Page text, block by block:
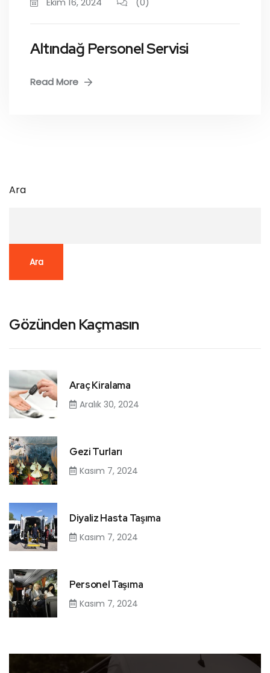
Altındağ Personel Servisi
Read More
Ara
Ara
Gözünden Kaçmasın
Araç Kiralama
Aralık 30, 2024
Gezi Turları
Kasım 7, 2024
Diyaliz Hasta Taşıma
Kasım 7, 2024
Personel Taşıma
Kasım 7, 2024